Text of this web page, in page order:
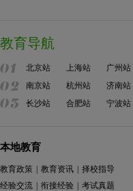
教育导航
北京站 上海站 广州站
南京站
杭州站 济南站
长沙站
合肥站 宁波站
本地教育
教育政策 教育资讯
择校指导
经验交流
衔接经验
考试真题